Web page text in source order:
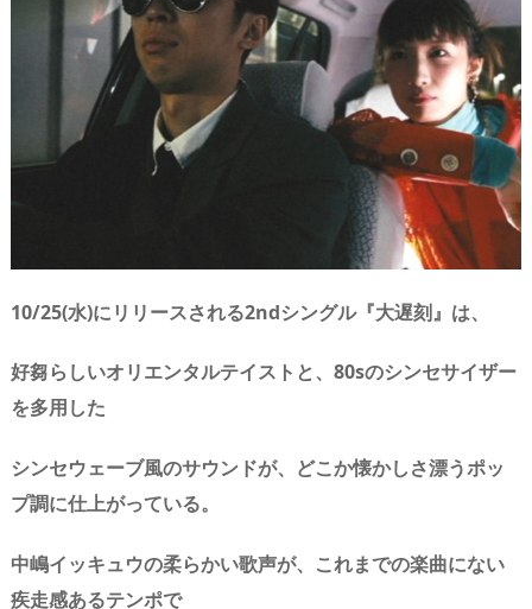
10/25(水)にリリースされる2ndシングル『大遅刻』は、
好芻らしいオリエンタルテイストと、80sのシンセサイザー
を多用した
シンセウェーブ風のサウンドが、どこか懐かしさ漂うポッ
プ調に仕上がっている。
中嶋イッキュウの柔らかい歌声が、これまでの楽曲にない
疾走感あるテンポで